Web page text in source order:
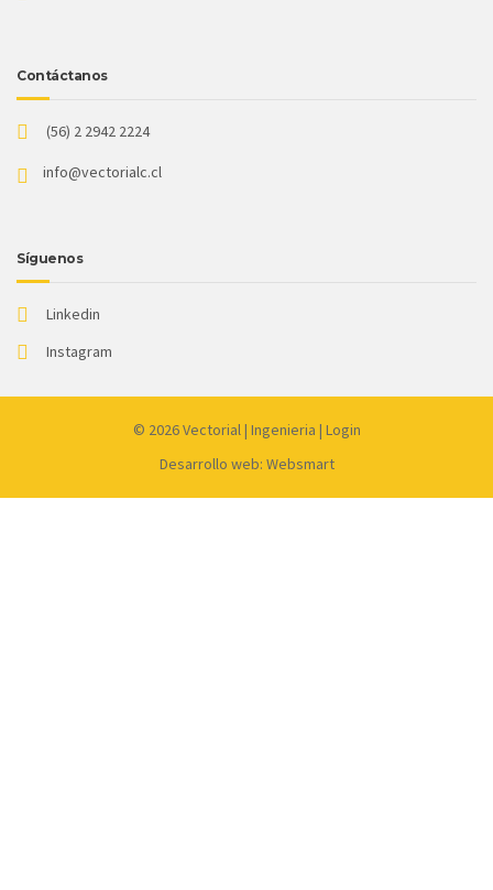
Contáctanos
(56) 2 2942 2224
info@vectorialc.cl
Síguenos
Linkedin
Instagram
© 2026Vectorial| Ingenieria | Login
Desarrollo web: Websmart